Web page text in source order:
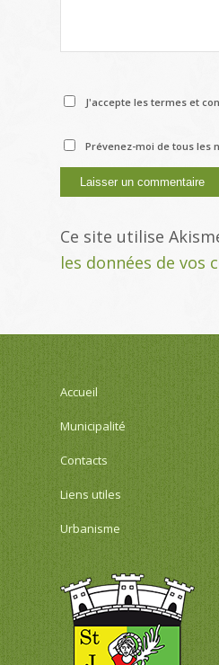
J'accepte les termes et
Prévenez-moi de tous les
Ce site utilise
les données de
Accueil
Municipalité
Contacts
Liens utiles
Urbanisme